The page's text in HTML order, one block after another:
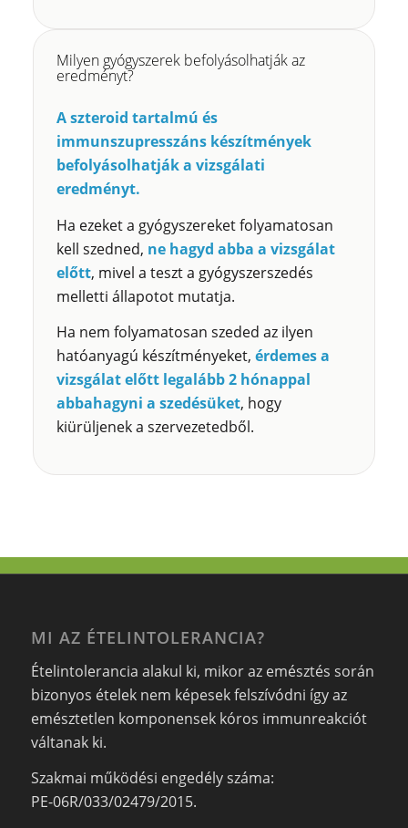
Milyen gyógyszerek befolyásolhatják az
eredményt?
A szteroid tartalmú és
immunszupresszáns készítmények
befolyásolhatják a vizsgálati
eredményt.
Ha ezeket a gyógyszereket folyamatosan
kell szedned, ne hagyd abba a vizsgálat
előtt, mivel a teszt a gyógyszerszedés
melletti állapotot mutatja.
Ha nem folyamatosan szeded az ilyen
hatóanyagú készítményeket, érdemes a
vizsgálat előtt legalább 2 hónappal
abbahagyni a szedésüket, hogy
kiürüljenek a szervezetedből.
MI AZ ÉTELINTOLERANCIA?
Ételintolerancia alakul ki, mikor az emésztés során
bizonyos ételek nem képesek felszívódni így az
emésztetlen komponensek kóros immunreakciót
váltanak ki.
Szakmai működési engedély száma:
PE-06R/033/02479/2015.